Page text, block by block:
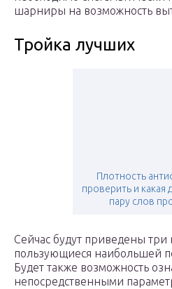
шарниры на возможность
Тройка лучших
Плотность
проверить и какая
пару слов
Сейчас будут приведены три
пользующиеся наибольшей
Будет также возможность
непосредственными